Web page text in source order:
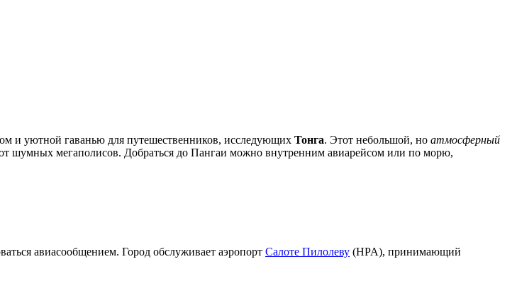
и уютной гаванью для путешественников, исследующих Тонга. Этот небольшой, но атмосферный
шумных мегаполисов. Добраться до Пангаи можно внутренним авиарейсом или по морю,
авиасообщением. Город обслуживает аэропорт Салоте Пилолеву (HPA), принимающий